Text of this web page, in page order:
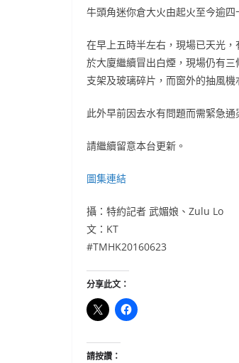
牛頭角迷你倉大火由起火至今逾
在早上五時半左右，現場已天光
於大廈繼續冒出白煙，現場仍有
支架及玻璃碎片，而窗外的抽風機
此外早前因去水有問題而需緊急
請繼續留意本台更新。
圖集連結
攝：特約記者 武媚娘、Zulu Lo
文：KT
#TMHK20160623
分享此文：
請按讚：